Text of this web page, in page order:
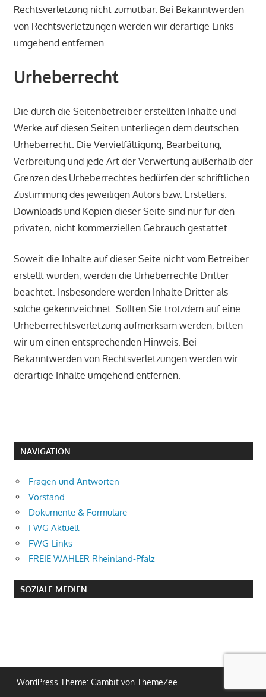
Rechtsverletzung nicht zumutbar. Bei Bekanntwerden
von Rechtsverletzungen werden wir derartige Links
umgehend entfernen.
Urheberrecht
Die durch die Seitenbetreiber erstellten Inhalte und
Werke auf diesen Seiten unterliegen dem deutschen
Urheberrecht. Die Vervielfältigung, Bearbeitung,
Verbreitung und jede Art der Verwertung außerhalb der
Grenzen des Urheberrechtes bedürfen der schriftlichen
Zustimmung des jeweiligen Autors bzw. Erstellers.
Downloads und Kopien dieser Seite sind nur für den
privaten, nicht kommerziellen Gebrauch gestattet.
Soweit die Inhalte auf dieser Seite nicht vom Betreiber
erstellt wurden, werden die Urheberrechte Dritter
beachtet. Insbesondere werden Inhalte Dritter als
solche gekennzeichnet. Sollten Sie trotzdem auf eine
Urheberrechtsverletzung aufmerksam werden, bitten
wir um einen entsprechenden Hinweis. Bei
Bekanntwerden von Rechtsverletzungen werden wir
derartige Inhalte umgehend entfernen.
NAVIGATION
Fragen und Antworten
Vorstand
Dokumente & Formulare
FWG Aktuell
FWG-Links
FREIE WÄHLER Rheinland-Pfalz
SOZIALE MEDIEN
WordPress Theme: Gambit von ThemeZee.